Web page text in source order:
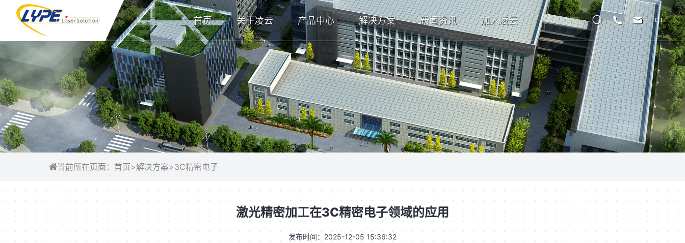
首页 关于凌云 产品中心 解决方案 新闻资讯 加入凌云 中
当前所在页面： 首页>解决方案>3C精密电子
激光精密加工在3C精密电子领域的应用
发布时间：2025-12-05 15:36:32